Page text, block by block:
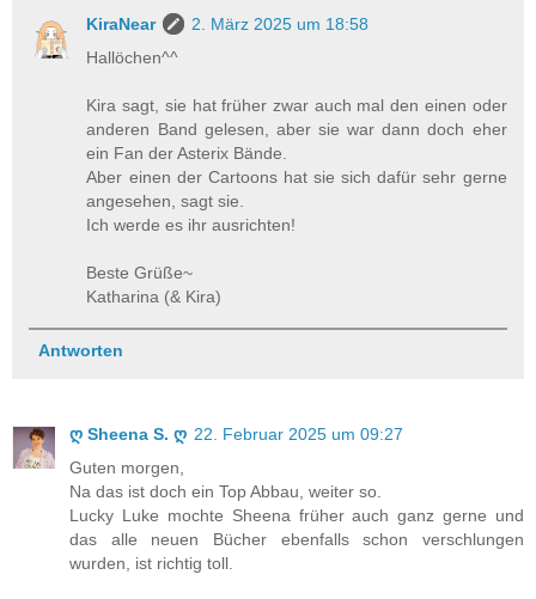
KiraNear
2. März 2025 um 18:58
Hallöchen^^
Kira sagt, sie hat früher zwar auch mal den einen oder
anderen Band gelesen, aber sie war dann doch eher
ein Fan der Asterix Bände.
Aber einen der Cartoons hat sie sich dafür sehr gerne
angesehen, sagt sie.
Ich werde es ihr ausrichten!
Beste Grüße~
Katharina (& Kira)
Antworten
ღ Sheena S. ღ 22. Februar 2025 um 09:27
Guten morgen,
Na das ist doch ein Top Abbau, weiter so.
Lucky Luke mochte Sheena früher auch ganz gerne und
das alle neuen Bücher ebenfalls schon verschlungen
wurden, ist richtig toll.